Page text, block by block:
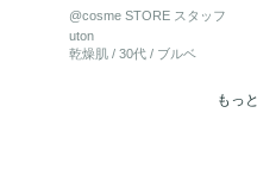
髪にはライトなの？／ …
@cosme STORE スタッフ
uton
乾燥肌 / 30代 / ブルベ
もっ